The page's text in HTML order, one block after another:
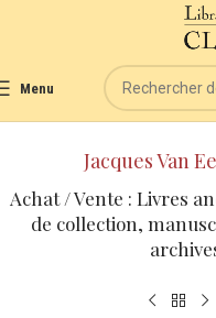
Menu
Jacques Van
Achat / Vente : Livres
de collection,